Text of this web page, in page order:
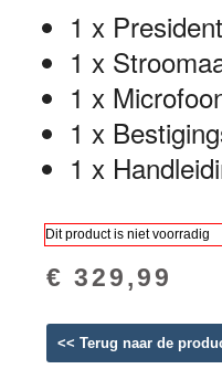
1 x
1 x
1 x
1 x
1 x
Dit product is niet voorradig
€ 329,99
<< Terug naar de